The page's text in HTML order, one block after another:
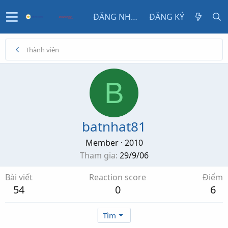
ĐĂNG NHẬP ĐĂNG KÝ
Thành viên
B
batnhat81
Member · 2010
Tham gia 29/9/06
Bài viết
54
Reaction score
0
Điểm
6
Tìm